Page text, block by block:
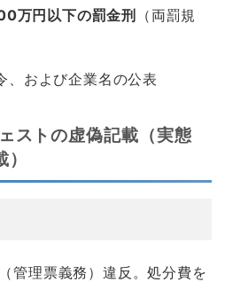
万円以下の罰金刑
（両罰規
、および企業名の公表
ストの虚偽記載（実態
管理票義務）違反。処分費を